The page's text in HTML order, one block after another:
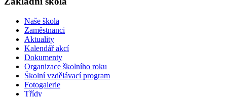
Naše škola
Zaměstnanci
Aktuality
Kalendář akcí
Dokumenty
Organizace školního roku
Školní vzdělávací program
Fotogalerie
Třídy